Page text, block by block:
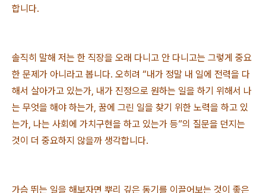
합니다.
솔직히 말해 저는 한 직장을 오래 다니고 안 다니고는 그렇게 중요
한 문제가 아니라고 봅니다. 오히려 “내가 정말 내 일에 전력을 다
해서 살아가고 있는가, 내가 진정으로 원하는 일을 하기 위해서 나
는 무엇을 해야 하는가, 꿈에 그린 일을 찾기 위한 노력을 하고 있
는가, 나는 사회에 가치구현을 하고 있는가 등”의 질문을 던지는
것이 더 중요하지 않을까 생각합니다.
가슴 뛰는 일을 해보자면 뿌리 깊은 동기를 이끌어보는 것이 좋은